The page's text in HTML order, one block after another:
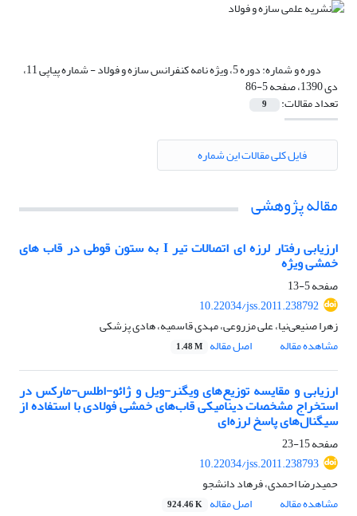
دوره و شماره: دوره 5، ویژه نامه کنفرانس سازه و فولاد - شماره پیاپی 11،
دی 1390، صفحه 5-86
تعداد مقالات: 9
فایل کلی مقالات این شماره
مقاله پژوهشی
ارزیابی رفتار لرزه ای اتصالات تیر I به ستون قوطی در قاب های
خمشی ویژه
صفحه5-13
10.22034/jss.2011.238792
زهرا صنیعی‌نیا، علی مزروعی، مهدی قاسمیه، هادی پزشکی
مشاهده مقاله
اصل مقاله 1.48 M
ارزیابی و مقایسه توزیع‌های ویگنر-ویل و ژائو-اطلس-مارکس در
استخراج مشخصات دینامیکی قاب‌های خمشی فولادی با استفاده از
سیگنال‌های پاسخ لرزه‌ای
صفحه15-23
10.22034/jss.2011.238793
حمیدرضا احمدی، فرهاد دانشجو
مشاهده مقاله
اصل مقاله 924.46 K